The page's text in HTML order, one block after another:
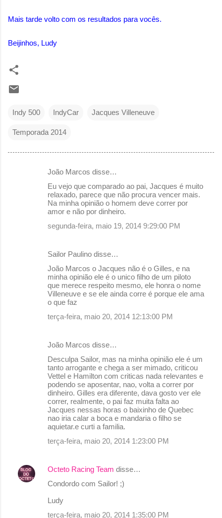
Mais tarde volto com os resultados para vocês.
Beijinhos, Ludy
Indy 500 IndyCar Jacques Villeneuve
Temporada 2014
João Marcos disse…
Eu vejo que comparado ao pai, Jacques é muito
relaxado, parece que não procura vencer mais.
Na minha opinião o homem deve correr por
amor e não por dinheiro.
segunda-feira, maio 19, 2014 9:29:00 PM
Sailor Paulino disse…
João Marcos o Jacques não é o Gilles, e na
minha opinião ele é o unico filho de um piloto
que merece respeito mesmo, ele honra o nome
Villeneuve e se ele ainda corre é porque ele ama
o que faz
terça-feira, maio 20, 2014 12:13:00 PM
João Marcos disse…
Desculpa Sailor, mas na minha opinião ele é um
tanto arrogante e chega a ser mimado, criticou
Vettel e Hamilton com criticas nada relevantes e
podendo se aposentar, nao, volta a correr por
dinheiro. Gilles era diferente, dava gosto ver ele
correr, realmente, o pai faz muita falta ao
Jacques nessas horas o baixinho de Quebec
nao iria calar a boca e mandaria o filho se
aquietar.e curti a familia.
terça-feira, maio 20, 2014 1:23:00 PM
Octeto Racing Team disse…
Condordo com Sailor! ;)
Ludy
terça-feira, maio 20, 2014 1:35:00 PM